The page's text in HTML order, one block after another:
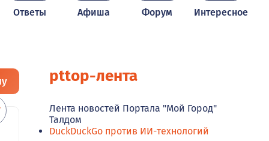
Ответы Афиша Форум Интересное
pttop-лента
Лента новостей Портала "Мой Город"
Талдом
DuckDuckGo против ИИ-технологий